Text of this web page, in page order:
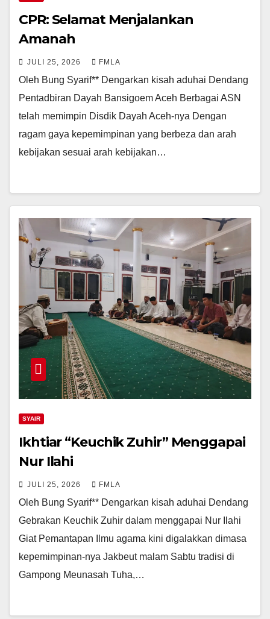
CPR: Selamat Menjalankan
Amanah
JULI 25, 2026 FMLA
Oleh Bung Syarif** Dengarkan kisah aduhai Dendang
Pentadbiran Dayah Bansigoem Aceh Berbagai ASN
telah memimpin Disdik Dayah Aceh-nya Dengan
ragam gaya kepemimpinan yang berbeza dan arah
kebijakan sesuai arah kebijakan…
SYAIR
Ikhtiar “Keuchik Zuhir” Menggapai
Nur Ilahi
JULI 25, 2026 FMLA
Oleh Bung Syarif** Dengarkan kisah aduhai Dendang
Gebrakan Keuchik Zuhir dalam menggapai Nur Ilahi
Giat Pemantapan Ilmu agama kini digalakkan dimasa
kepemimpinan-nya Jakbeut malam Sabtu tradisi di
Gampong Meunasah Tuha,…